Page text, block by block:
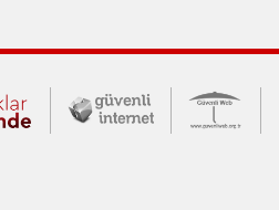
İletişim Merkezi
Çocuklar Güvende (yeni
Güvenli